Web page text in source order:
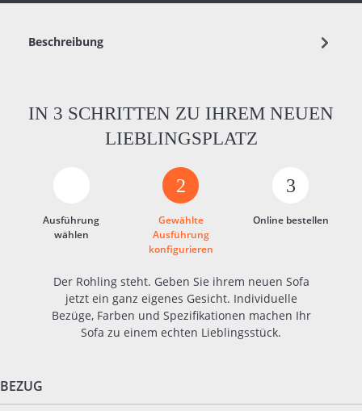
Beschreibung
IN 3 SCHRITTEN ZU IHREM NEUEN
LIEBLINGSPLATZ
Ausführung
wählen
2
Gewählte
Ausführung
konfigurieren
3
Online bestellen
Der Rohling steht. Geben Sie ihrem neuen Sofa
jetzt ein ganz eigenes Gesicht. Individuelle
Bezüge, Farben und Spezifikationen machen Ihr
Sofa zu einem echten Lieblingsstück.
BEZUG